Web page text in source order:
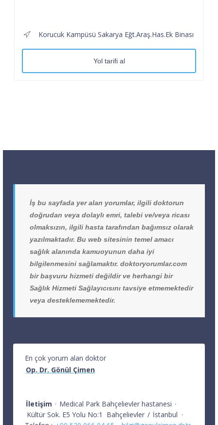
Korucuk Kampüsü Sakarya Eğt.Araş.Has.Ek Binası
Yol tarifi al
İş bu sayfada yer alan yorumlar, ilgili doktorun
doğrudan veya dolaylı emri, talebi ve/veya ricası
olmaksızın, ilgili hasta tarafından bağımsız olarak
yazılmaktadır. Bu web sitesinin temel amacı
sağlık alanında kamuoyunun daha iyi
bilgilenmesini sağlamaktır. doktoryorumlar.com
bir başvuru hizmeti değildir ve herhangi bir
Sağlık Hizmeti Sağlayıcısını tavsiye etmemektedir
veya desteklememektedir.
En çok yorum alan doktor
Op. Dr. Gönül Çimen
İletişim · Medical Park Bahçelievler hastanesi ·
Kültür Sok. E5 Yolu No:1
Bahçelievler / İstanbul ·